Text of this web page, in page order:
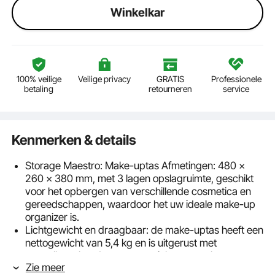
Winkelkar
100% veilige
betaling
Veilige privacy
GRATIS
retourneren
Professionele
service
Kenmerken & details
Storage Maestro: Make-uptas Afmetingen: 480 x
260 x 380 mm, met 3 lagen opslagruimte, geschikt
voor het opbergen van verschillende cosmetica en
gereedschappen, waardoor het uw ideale make-up
organizer is.
Lichtgewicht en draagbaar: de make-uptas heeft een
nettogewicht van 5,4 kg en is uitgerust met
verstelbare handgrepen en wielen, evenals een
schouderriem en draaggreep. U kunt hem trekken, in
Zie meer